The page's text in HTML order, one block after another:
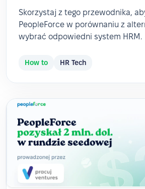
Skorzystaj z tego przewodnika,
PeopleForce w porównaniu z
wybrać odpowiedni system HRM.
How to HR Tech